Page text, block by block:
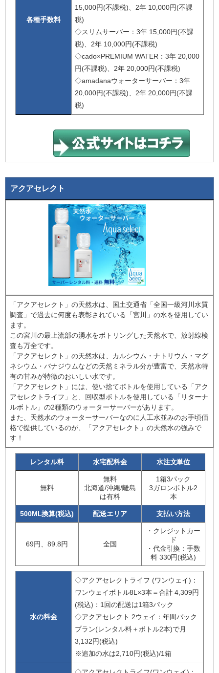
各種手数料
15,000円(不課税)、2年 10,000円(不課
税)
◇スリムサーバー：3年 15,000円(不課
税)、2年 10,000円(不課税)
◇cado×PREMIUM WATER：3年 20,000
円(不課税)、2年 20,000円(不課税)
◇amadanaウォーターサーバー：3年
20,000円(不課税)、2年 20,000円(不課
税)
アクアセレクト
「アクアセレクト」の天然水は、国土交通省「全国一級河川水質
調査」で過去に何度も表彰されている「宮川」の水を使用してい
ます。
この宮川の最上流部の湧水をボトリングした天然水で、放射線検
査も万全です。
「アクアセレクト」の天然水は、カルシウム・ナトリウム・マグ
ネシウム・バナジウムなどの天然ミネラル分が豊富で、天然水特
有の甘みが特徴のおいしい水です。
「アクアセレクト」には、使い捨てボトルを使用している「アク
アセレクトライフ」と、回収型ボトルを使用している「リターナ
ルボトル」の2種類のウォーターサーバーがあります。
また、天然水のウォーターサーバーなのに人工水並みのお手頃価
格で提供しているのが、「アクアセレクト」の天然水の強みで
す！
レンタル料 水宅配料金 水注文単位
無料
無料
北海道/沖縄/離島
は有料
1箱3パック
3ガロンボトル2
本
500ML換算(税込) 配送エリア 支払い方法
69円、89.8円 全国
・クレジットカー
ド
・代金引換：手数
料 330円(税込)
水の料金
◇アクアセレクトライフ (ワンウェイ)：
ワンウェイボトル8L×3本＝合計 4,309円
(税込)：1回の配送は1箱3パック
◇アクアセレクト 2ウェイ：年間パック
プラン(レンタル料＋ボトル2本)で月
3,132円(税込)
※追加の水は2,710円(税込)/1箱